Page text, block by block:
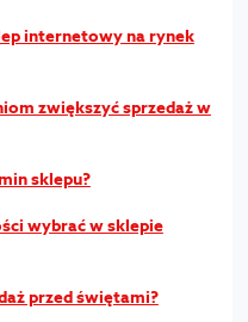
internetowy na rynek
zwiększyć sprzedaż w
sklepu?
wybrać w sklepie
przed świętami?